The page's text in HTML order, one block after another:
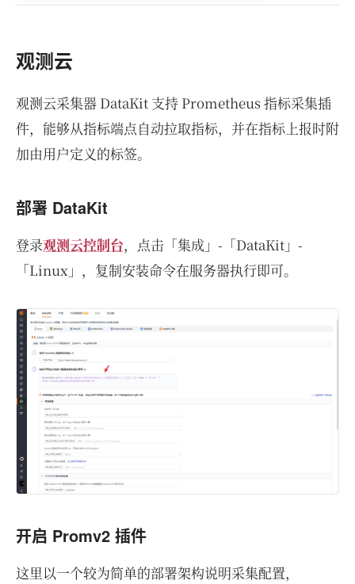
观测云
观测云采集器 DataKit 支持 Prometheus 指标采集插
件，能够从指标端点自动拉取指标，并在指标上报时附
加由用户定义的标签。
部署 DataKit
登录观测云控制台，点击「集成」-「DataKit」-
「Linux」，复制安装命令在服务器执行即可。
开启 Promv2 插件
这里以一个较为简单的部署架构说明采集配置，